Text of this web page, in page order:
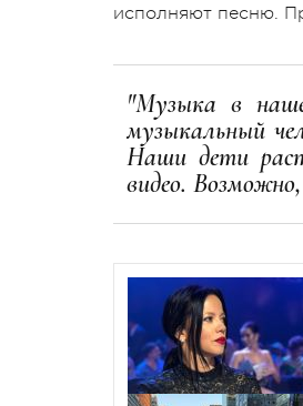
исполняют песню.
"Музыка в
музыкальный
Наши дети
видео.